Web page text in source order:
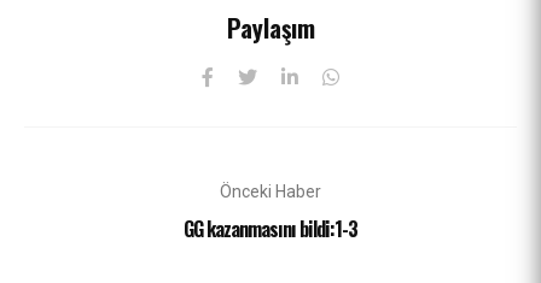
Paylaşım
Önceki Haber
GG kazanmasını bildi:1-3